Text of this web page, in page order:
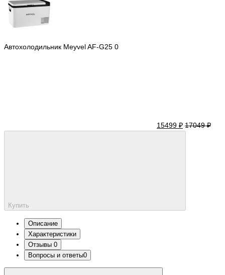
Автохолодильник Meyvel AF-G25 0
15499 ₽ 17049 ₽
Купить
Описание
Характеристики
Отзывы 0
Вопросы и ответы0